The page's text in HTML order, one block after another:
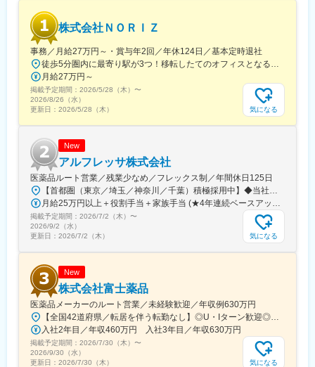
株式会社ＮＯＲＩＺ
事務／月給27万円～・賞与年2回／年休124日／基本定時退社
徒歩5分圏内に最寄り駅が3つ！移転したてのオフィスとなるため、新しくキレイなオフィスで働けます！★転勤なし東京都中央区銀座6-13-16 ヒューリック銀座ウォールビル3階新富町から徒歩3分※受動喫煙対策：屋内禁煙
月給27万円～
掲載予定期間： 2026/5/28（木） 〜
2026/8/26（水）
更新日： 2026/5/28（木） 気になる
New
アルフレッサ株式会社
医薬品ルート営業／残業少なめ／フレックス制／年間休日125日
【首都圏（東京／埼玉／神奈川／千葉）積極採用中】◆当社が展開する【北海道／関東／首都圏／中部／近畿／九州】の各事業所へご希望を考慮した上で配属となります。【北海道】北海道【関東】栃木／群馬／茨城／長野／山梨／新潟【首都圏】東京／埼玉／神奈川／千葉★積極採用エリア【中部】静岡／愛知／三重／岐阜【近畿】滋賀／兵庫／大阪／京都／奈良／和歌山【九州】福岡／長崎／熊本／大分／宮崎／鹿児島各事業所の詳細については、弊社HPよりご確認ください※「企業情報」→「拠点」よりご確認いただけます。屋内禁煙(※喫煙室あり※禁煙タイムあり※喫煙室での就労はありません)
月給25万円以上＋役割手当＋家族手当 (★4年連続ベースアップ実施！)※時間外手当別途支給※年齢、経験、能力を考慮の上、優遇します
掲載予定期間： 2026/7/2（木） 〜
2026/9/2（水）
更新日： 2026/7/2（木） 気になる
New
株式会社富士薬品
医薬品メーカーのルート営業／未経験歓迎／年収例630万円
【全国42道府県／転居を伴う転勤なし】◎U・Iターン歓迎◎希望勤務地は選考前に選べます◎受動喫煙対策あり（屋内禁煙）◎オンライン面接実施中■北海道・東北北海道／青森／岩手／秋田／山形／福島■関東茨城／栃木／群馬／神奈川／埼玉／千葉■北陸・甲信越新潟／富山／石川／福井／長野／山梨■東海静岡／愛知／三重／岐阜■関西大阪／京都／滋賀／奈良／兵庫／和歌山■中国・四国広島／島根／岡山／山口／徳島／愛媛／香川■九州・沖縄福岡／大分／宮崎／鹿児島／熊本／長崎／沖縄＜オンライン面接実施中＞その他、下記「勤務地一覧」よりご確認ください藤枝営業所：静岡県静岡県島田市道悦3-14-2三島営業所：静岡県田方郡函南町肥田字南中道476中津川営業所：岐阜県中津川市中津川字大西667-1田辺営業所：和歌山県田辺市三栖字三反田130-5京都北営業所：京都府京都市北区上賀茂向縄手町16滑川営業所：富山県滑川市柳原字宮ノ東41-29※詳細は「会社概要」欄HPから
入社2年目／年収460万円 入社3年目／年収630万円
掲載予定期間： 2026/7/30（木） 〜
2026/9/30（水）
更新日： 2026/7/30（木） 気になる